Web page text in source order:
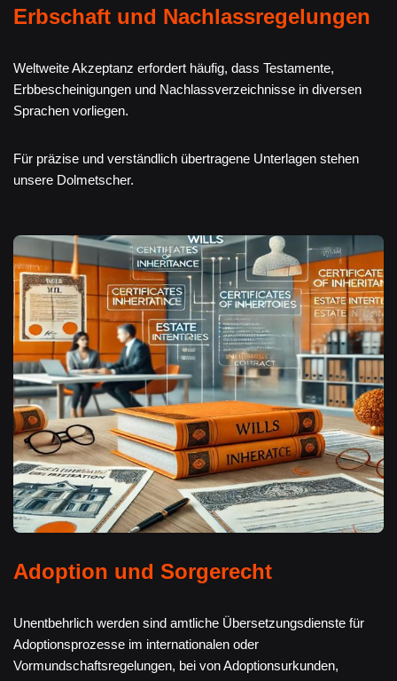
Erbschaft und Nachlassregelungen
Weltweite Akzeptanz erfordert häufig, dass Testamente,
Erbbescheinigungen und Nachlassverzeichnisse in diversen
Sprachen vorliegen.
Für präzise und verständlich übertragene Unterlagen stehen
unsere Dolmetscher.
Adoption und Sorgerecht
Unentbehrlich werden sind amtliche Übersetzungsdienste für
Adoptionsprozesse im internationalen oder
Vormundschaftsregelungen, bei von Adoptionsurkunden,